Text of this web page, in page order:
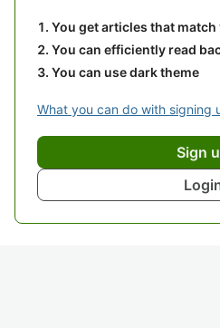
You get articles that match
You can efficiently read
You can use dark theme
What you can do with signing
Sign